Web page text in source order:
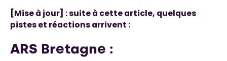
[Mise à jour] : suite à cette article, quelques
pistes et réactions arrivent :
ARS Bretagne :